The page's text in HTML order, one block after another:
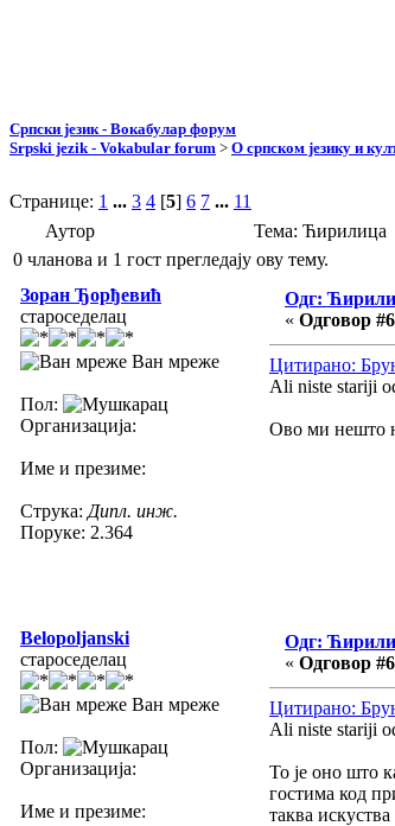
Српски језик - Вокабулар форум
Srpski jezik - Vokabular forum > О српском језику и
Странице: 1 ... 3 4 [5] 6 7 ... 11
Аутор
Тема: Ћирилица
0 чланова и 1 гост прегледају ову тему.
Зоран Ђорђевић
староседелац
Ван мреже
Пол:
Организација:
Име и презиме:
Струка: Дипл. инж.
Поруке: 2.364
Одг:
« Одговор
Цитирано:
Ali niste stariji
Ово ми нешто
Belopoljanski
староседелац
Ван мреже
Пол:
Организација:
Име и презиме:
Одг:
« Одговор
Цитирано:
Ali niste stariji
То је оно што
гостима код
таква